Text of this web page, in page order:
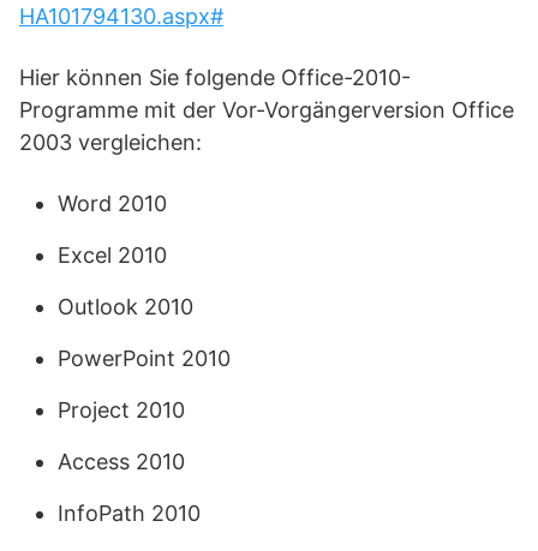
HA101794130.aspx#
Hier können Sie folgende Office-2010-
Programme mit der Vor-Vorgängerversion Office
2003 vergleichen:
Word 2010
Excel 2010
Outlook 2010
PowerPoint 2010
Project 2010
Access 2010
InfoPath 2010